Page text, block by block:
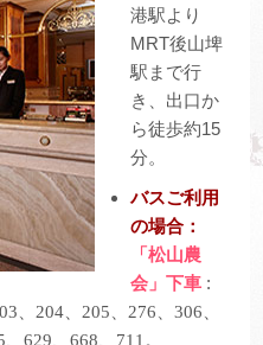
港駅より
MRT後山埤
駅まで行
き、出口か
ら徒歩約15
分。
バスご利用
の場合：
「松山農
会」下車 :
、204、205、276、306、
629、668、711。